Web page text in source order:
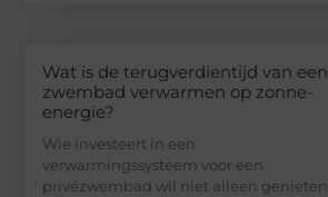
Wat is de terugverdientijd van een
zwembad verwarmen op zonne-
energie?
Wie investeert in een
verwarmingssysteem voor een
privézwembad wil niet alleen genieten